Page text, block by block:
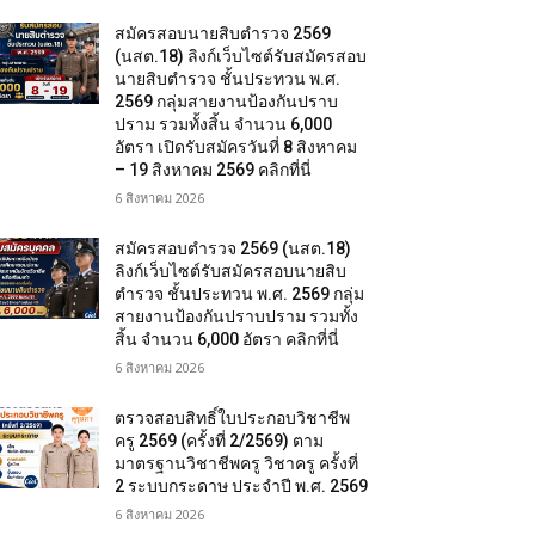
สมัครสอบนายสิบตำรวจ 2569
(นสต.18) ลิงก์เว็บไซต์รับสมัครสอบ
นายสิบตำรวจ ชั้นประทวน พ.ศ.
2569 กลุ่มสายงานป้องกันปราบ
ปราม รวมทั้งสิ้น จำนวน 6,000
อัตรา เปิดรับสมัครวันที่ 8 สิงหาคม
– 19 สิงหาคม 2569 คลิกที่นี่
6 สิงหาคม 2026
สมัครสอบตํารวจ 2569 (นสต.18)
ลิงก์เว็บไซต์รับสมัครสอบนายสิบ
ตำรวจ ชั้นประทวน พ.ศ. 2569 กลุ่ม
สายงานป้องกันปราบปราม รวมทั้ง
สิ้น จำนวน 6,000 อัตรา คลิกที่นี่
6 สิงหาคม 2026
ตรวจสอบสิทธิ์ใบประกอบวิชาชีพ
ครู 2569 (ครั้งที่ 2/2569) ตาม
มาตรฐานวิชาชีพครู วิชาครู ครั้งที่
2 ระบบกระดาษ ประจำปี พ.ศ. 2569
6 สิงหาคม 2026